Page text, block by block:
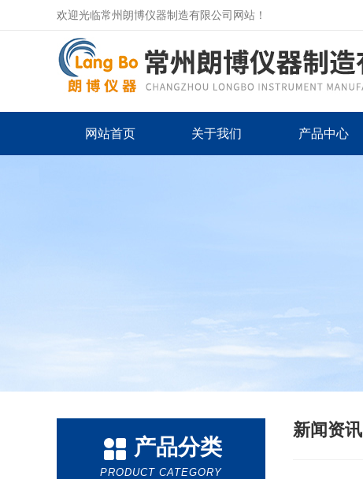
欢迎光临常州朗博仪器制造有限公司网站！
网站首页 关于我们 产品中心
产品分类
PRODUCT CATEGORY
新闻资讯